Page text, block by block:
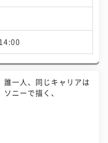
誰一人、同じキャリアは
ソニーで描く、